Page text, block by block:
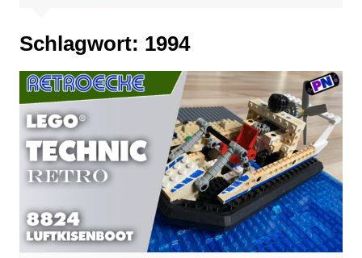
Schlagwort: 1994